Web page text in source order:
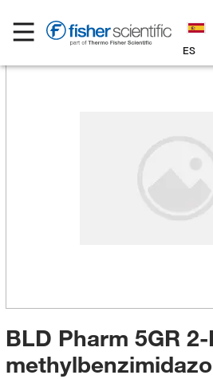
ES
BLD Pharm 5GR